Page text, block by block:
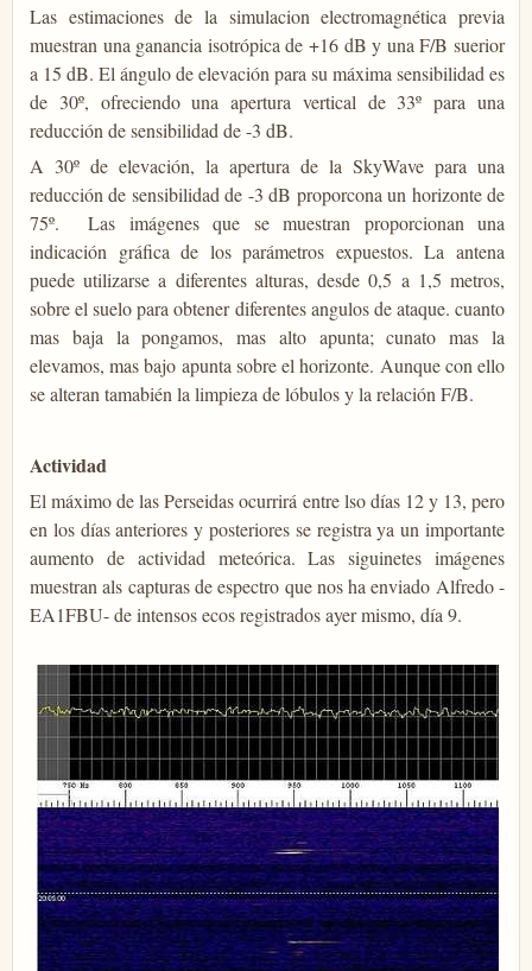
Las estimaciones de la simulacion electromagnética previa
muestran una ganancia isotrópica de +16 dB y una F/B suerior
a 15 dB. El ángulo de elevación para su máxima sensibilidad es
de 30º, ofreciendo una apertura vertical de 33º para una
reducción de sensibilidad de -3 dB.
A 30º de elevación, la apertura de la SkyWave para una
reducción de sensibilidad de -3 dB proporcona un horizonte de
75º. Las imágenes que se muestran proporcionan una
indicación gráfica de los parámetros expuestos. La antena
puede utilizarse a diferentes alturas, desde 0,5 a 1,5 metros,
sobre el suelo para obtener diferentes angulos de ataque. cuanto
mas baja la pongamos, mas alto apunta; cunato mas la
elevamos, mas bajo apunta sobre el horizonte. Aunque con ello
se alteran tamabién la limpieza de lóbulos y la relación F/B.
Actividad
El máximo de las Perseidas ocurrirá entre lso días 12 y 13, pero
en los días anteriores y posteriores se registra ya un importante
aumento de actividad meteórica. Las siguinetes imágenes
muestran als capturas de espectro que nos ha enviado Alfredo -
EA1FBU- de intensos ecos registrados ayer mismo, día 9.